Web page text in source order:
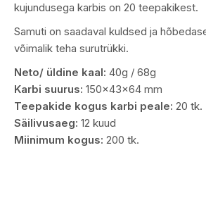
kujundusega karbis on 20 teepakikest.
Samuti on saadaval kuldsed ja
võimalik teha surutrükki.
Neto/ üldine kaal: 40g / 68g
Karbi suurus: 150x43x64 mm
Teepakide kogus karbi peale: 20 tk.
Säilivusaeg: 12 kuud
Miinimum kogus: 200 tk.